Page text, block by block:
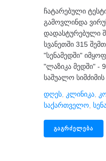
ჩატარებული
გამოვლინდა
დადასტურებული
სვანეთში 315
"სენამედში"
"ლაზიკა მედში" -
საშუალო სიმძიმის
Დღეს Კლინიკა
Საქართველო
ᲒᲐᲒᲠᲫᲔᲚᲔᲑᲐ